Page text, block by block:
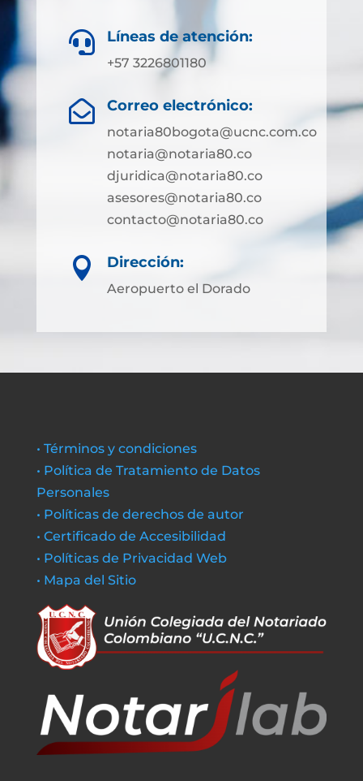
 Líneas de atención:
+57 3226801180
 Correo electrónico:
notaria80bogota@ucnc.com.co
notaria@notaria80.co
djuridica@notaria80.co
asesores@notaria80.co
contacto@notaria80.co ​
 Dirección:
Aeropuerto el Dorado
• Términos y condiciones
• Política de Tratamiento de Datos
Personales
• Políticas de derechos de autor
• Certificado de Accesibilidad
• Políticas de Privacidad Web
• Mapa del Sitio